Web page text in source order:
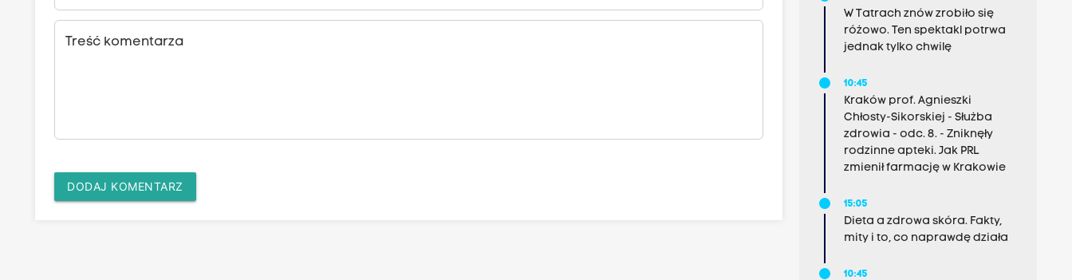
Treść komentarza
DODAJ KOMENTARZ
W Tatrach znów zrobiło się
różowo. Ten spektakl potrwa
jednak tylko chwilę
10:45
Kraków prof. Agnieszki
Chłosty-Sikorskiej - Służba
zdrowia - odc. 8. - Zniknęły
rodzinne apteki. Jak PRL
zmienił farmację w Krakowie
15:05
Dieta a zdrowa skóra. Fakty,
mity i to, co naprawdę działa
10:45